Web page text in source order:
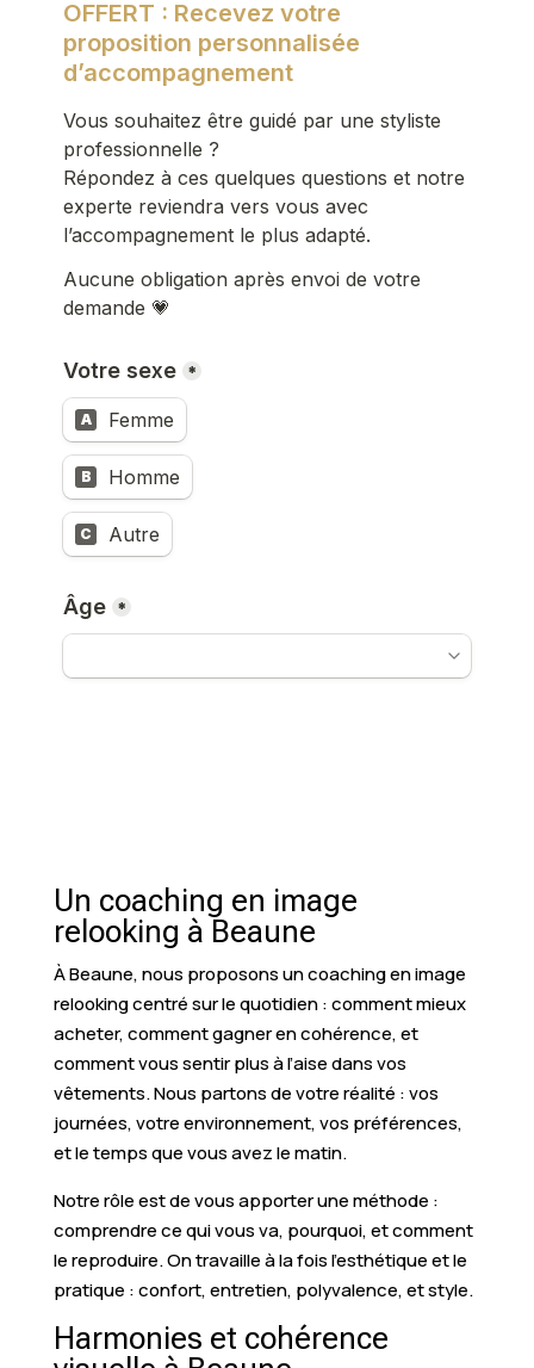
Un coaching en image
relooking à Beaune
À Beaune, nous proposons un coaching en image
relooking centré sur le quotidien : comment mieux
acheter, comment gagner en cohérence, et
comment vous sentir plus à l’aise dans vos
vêtements. Nous partons de votre réalité : vos
journées, votre environnement, vos préférences,
et le temps que vous avez le matin.
Notre rôle est de vous apporter une méthode :
comprendre ce qui vous va, pourquoi, et comment
le reproduire. On travaille à la fois l’esthétique et le
pratique : confort, entretien, polyvalence, et style.
Harmonies et cohérence